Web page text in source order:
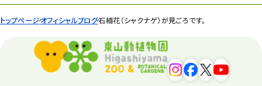
トップページオフィシャルブログ石楠花（シャクナゲ）が見ごろです。